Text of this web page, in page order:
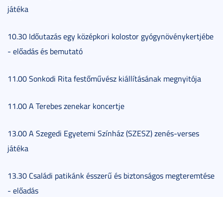
játéka
10.30 Időutazás egy középkori kolostor gyógynövénykertjébe
- előadás és bemutató
11.00 Sonkodi Rita festőművész kiállításának megnyitója
11.00 A Terebes zenekar koncertje
13.00 A Szegedi Egyetemi Színház (SZESZ) zenés-verses
játéka
13.30 Családi patikánk ésszerű és biztonságos megteremtése
- előadás